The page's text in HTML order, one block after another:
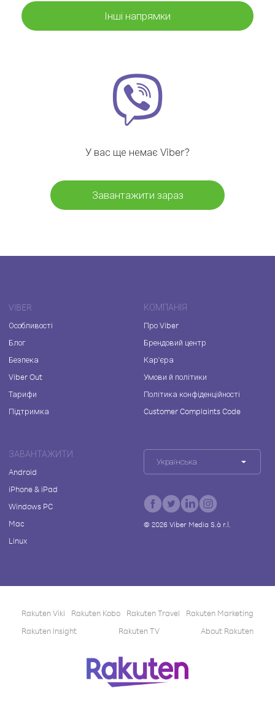
Інші напрямки
У вас ще немає Viber?
Завантажити зараз
VIBER
Особливості
Блог
Безпека
Viber Out
Тарифи
Підтримка
КОМПАНІЯ
Про Viber
Брендовий центр
Кар'єра
Умови й політики
Політика конфіденційності
Customer Complaints Code
ЗАВАНТАЖИТИ
Android
iPhone & iPad
Windows PC
Mac
Linux
Українська
© 2026Viber Media S.à r.l.
Rakuten Viki Rakuten Kobo Rakuten Travel
Rakuten Marketing
Rakuten Insight
Rakuten TV About Rakuten